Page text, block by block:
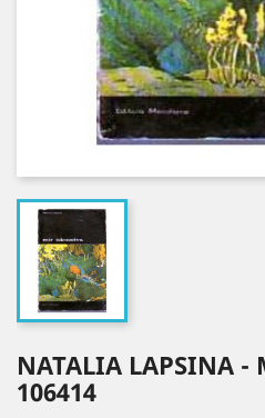
NATALIA LAPSINA -
106414